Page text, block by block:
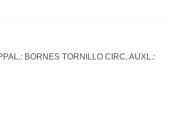
BORNES TORNILLO CIRC. AUXL.: